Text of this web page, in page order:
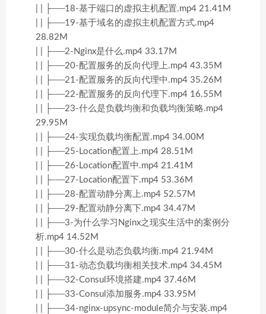
| | ├──18-基于端口的虚拟主机配置.mp4 21.41M
| | ├──19-基于域名的虚拟主机配置方式.mp4
28.82M
| | ├──2-Nginx是什么.mp4 33.17M
| | ├──20-配置服务的反向代理上.mp4 43.35M
| | ├──21-配置服务的反向代理中.mp4 35.26M
| | ├──22-配置服务的反向代理下.mp4 16.55M
| | ├──23-什么是负载均衡和负载均衡策略.mp4
29.95M
| | ├──24-实现负载均衡配置.mp4 34.00M
| | ├──25-Location配置上.mp4 28.51M
| | ├──26-Location配置中.mp4 21.41M
| | ├──27-Location配置下.mp4 53.36M
| | ├──28-配置动静分离上.mp4 52.57M
| | ├──29-配置动静分离下.mp4 34.47M
| | ├──3-为什么学习Nginx之现实生活中的案例分
析.mp4 14.52M
| | ├──30-什么是动态负载均衡.mp4 21.94M
| | ├──31-动态负载均衡相关技术.mp4 34.45M
| | ├──32-Consul环境搭建.mp4 37.46M
| | ├──33-Consul添加服务.mp4 33.95M
| | ├──34-nginx-upsync-module简介与安装.mp4